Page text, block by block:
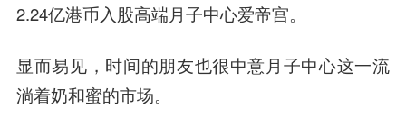
2.24亿港币入股高端月子中心爱帝宫。
显而易见，时间的朋友也很中意月子中心这一流
淌着奶和蜜的市场。